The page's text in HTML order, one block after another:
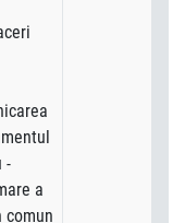
-
a
comun